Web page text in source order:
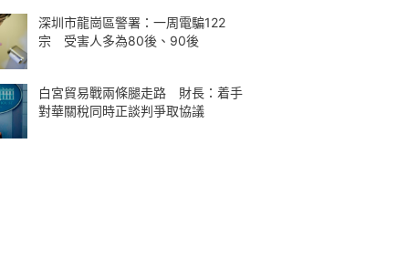
深圳市龍崗區警署：一周電騙122
宗 受害人多為80後、90後
白宮貿易戰兩條腿走路 財長：着手
對華關稅同時正談判爭取協議